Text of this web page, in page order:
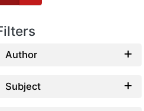
Author
Subject